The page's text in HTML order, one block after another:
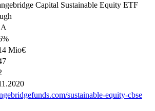
Capital Sustainable Equity ETF
%
Mio€
sustainable-equity-cbse